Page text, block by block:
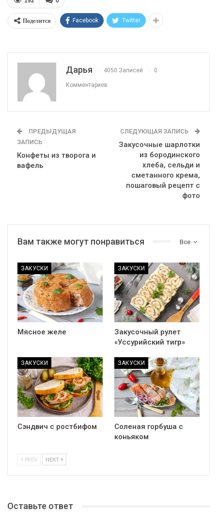
Поделится Facebook Twitter
Дарья 4050 Записей 0
Комментариев
ПРЕДЫДУЩАЯ
ЗАПИСЬ
Конфеты из творога и
вафель
СЛЕДУЮЩАЯ ЗАПИСЬ
Закусочные шарлотки
из бородинского
хлеба, сельди и
сметанного крема,
пошаговый рецепт с
фото
Все
Вам также могут понравиться
ЗАКУСКИ
Мясное желе
ЗАКУСКИ
Закусочный рулет
«Уссурийский тигр»
ЗАКУСКИ
Сэндвич с ростбифом
ЗАКУСКИ
Соленая горбуша с
коньяком
PREV NEXT
Оставьте ответ